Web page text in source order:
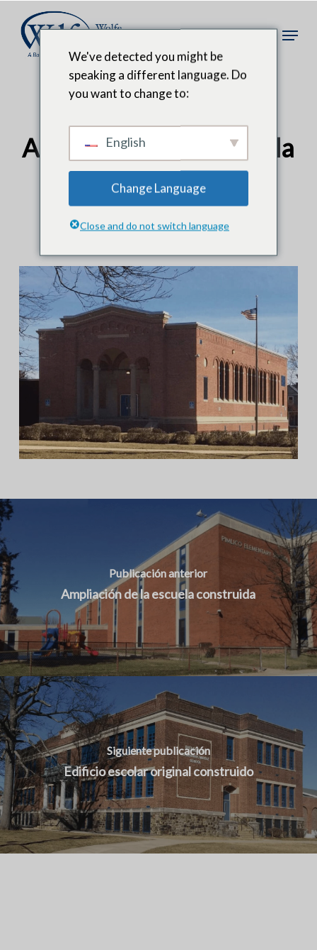
contenido
Menú
Ampliación de la escuela
construida
Publicación anterior
Ampliación de la escuela construida
Siguiente publicación
Edificio escolar original construido
We've detected you might be
speaking a different language. Do
you want to change to:
English
Change Language
Close and do not switch language